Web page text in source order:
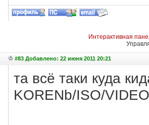
Интерактивная
#83 Добавлено: 22 июня 2011 20:21
та всё таки куда
KORENb/ISO/